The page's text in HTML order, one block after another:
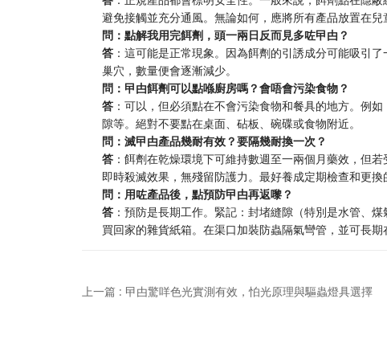
避免接觸並充分通風。無論如何，應將所有產品放置在兒
問：點解我用完餌劑，頭一兩日反而見多咗曱甴？
答 ：這可能是正常現象。因為餌劑的引誘成分可能吸引
巢穴，數量便會逐漸減少。
問：曱甴餌劑可以點喺廚房嗎？會唔會污染食物？
答 ：可以，但必須點在不會污染食物和餐具的地方。例
隙等。絕對不要點在桌面、砧板、碗碟或食物附近。
問：滅曱甴產品幾耐有效？要隔幾耐換一次？
答 ：餌劑在乾燥環境下可維持數週至一兩個月藥效，但
即時殺滅效果，無殘留防護力。最好養成定期檢查和更換
問：用咗產品後，點預防曱甴再返嚟？
答 ：預防是長期工作。緊記：封堵縫隙（特別是水管、
買回家的雜貨紙箱。在渠口加裝防蟲隔氣彎管，並可長
上一篇 : 曱甴驚咩色光實測有效，怕光原理與驅蟲燈具選擇